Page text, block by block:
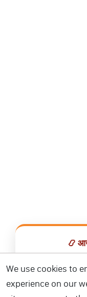
📿
📅
We use cookies to
experience on our